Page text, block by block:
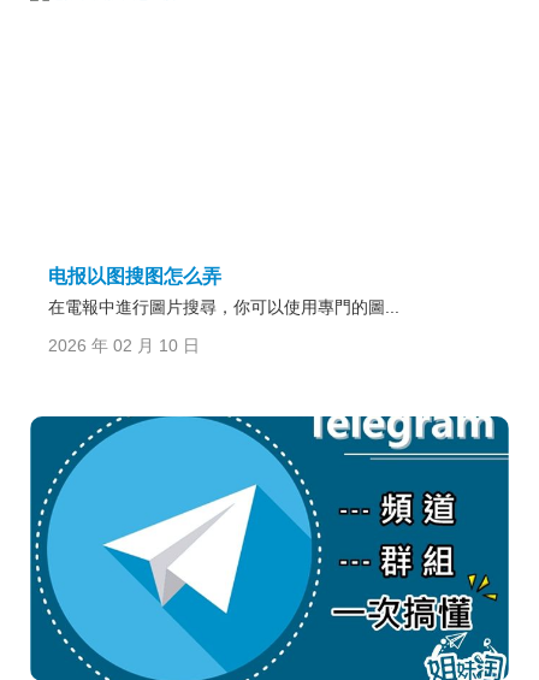
电报以图搜图怎么弄
在電報中進行圖片搜尋，你可以使用專門的圖...
2026 年 02 月 10 日